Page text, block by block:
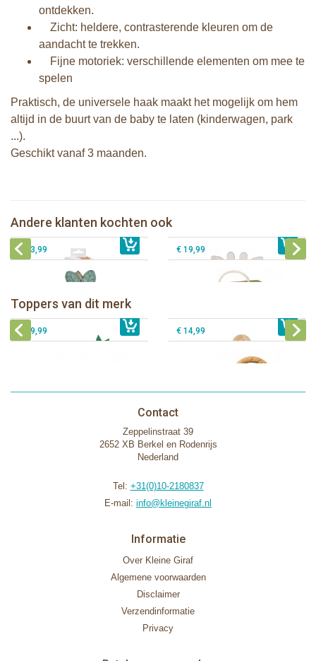
ontdekken.
Zicht: heldere, contrasterende kleuren om de
aandacht te trekken.
Fijne motoriek: verschillende elementen om mee te
spelen
Praktisch, de universele haak maakt het mogelijk om hem
altijd in de buurt van de baby te laten (kinderwagen, park
...).
Geschikt vanaf 3 maanden.
Andere klanten kochten ook
€ 19,99
Sophie de giraf activiteitenring
€ 23,99 € 19,99
Toppers van dit merk
Sophie de giraf Rollin' speelrol IEUF
€ 26,99
Sophie de giraf Baby Seat & Play
IEUF
Sophie de giraf Activity Wheel
€ 39,99 € 14,99
Contact
Zeppelinstraat 39
2652 XB Berkel en Rodenrijs
Nederland
Tel: +31(0)10-2180837
E-mail: info@kleinegiraf.nl
Informatie
Over Kleine Giraf
Algemene voorwaarden
Disclaimer
Verzendinformatie
Privacy